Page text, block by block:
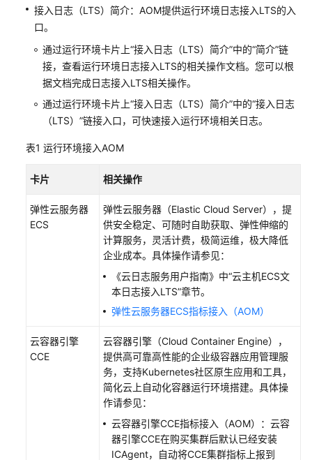
南
佳
考
SDK
考
频
帮
接入日志（LTS）简介：AOM提供运行环境日志接入LTS的入
口。
通过运行环境卡片上“接入日志（LTS）简介”中的“简介”链
接，查看运行环境日志接入LTS的相关操作文档。您可以根
据文档完成日志接入LTS相关操作。
通过运行环境卡片上“接入日志（LTS）简介”中的“接入日志
（LTS）”链接入口，可快速接入运行环境相关日志。
表1 运行环境接入AOM
卡片 相关操作
弹性云服务器
ECS
弹性云服务器（Elastic Cloud Server），提
供安全稳定、可随时自助获取、弹性伸缩的
计算服务，灵活计费，极简运维，极大降低
企业成本。具体操作请参见：
《云日志服务用户指南》中“云主机ECS文
本日志接入LTS”章节。
弹性云服务器ECS指标接入（AOM）
云容器引擎
CCE
云容器引擎（Cloud Container Engine），
提供高可靠高性能的企业级容器应用管理服
务，支持Kubernetes社区原生应用和工具，
简化云上自动化容器运行环境搭建。具体操
作请参见：
云容器引擎CCE指标接入（AOM）：云容
器引擎CCE在购买集群后默认已经安装
ICAgent，自动将CCE集群指标上报到